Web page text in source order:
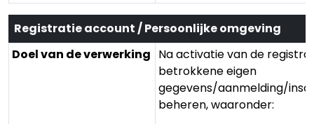
Registratie account / Persoonlijke omgeving
Doel van de verwerking Na activatie van de
betrokkene eigen
gegevens/aanmelding/
beheren, waaronder: